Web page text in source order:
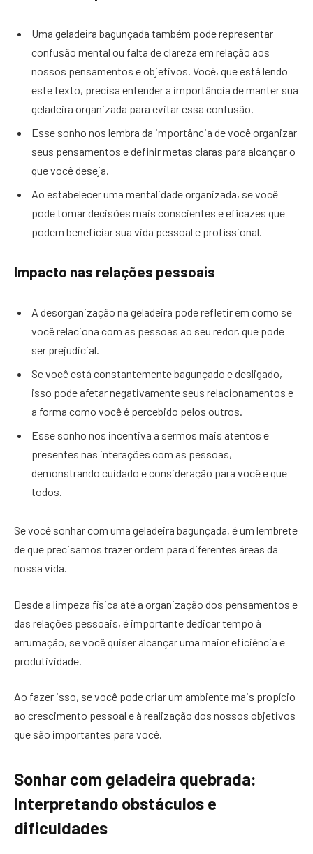
Uma geladeira bagunçada também pode representar
confusão mental ou falta de clareza em relação aos
nossos pensamentos e objetivos. Você, que está lendo
este texto, precisa entender a importância de manter sua
geladeira organizada para evitar essa confusão.
Esse sonho nos lembra da importância de você organizar
seus pensamentos e definir metas claras para alcançar o
que você deseja.
Ao estabelecer uma mentalidade organizada, se você
pode tomar decisões mais conscientes e eficazes que
podem beneficiar sua vida pessoal e profissional.
Impacto nas relações pessoais
A desorganização na geladeira pode refletir em como se
você relaciona com as pessoas ao seu redor, que pode
ser prejudicial.
Se você está constantemente bagunçado e desligado,
isso pode afetar negativamente seus relacionamentos e
a forma como você é percebido pelos outros.
Esse sonho nos incentiva a sermos mais atentos e
presentes nas interações com as pessoas,
demonstrando cuidado e consideração para você e que
todos.
Se você sonhar com uma geladeira bagunçada, é um lembrete
de que precisamos trazer ordem para diferentes áreas da
nossa vida.
Desde a limpeza física até a organização dos pensamentos e
das relações pessoais, é importante dedicar tempo à
arrumação, se você quiser alcançar uma maior eficiência e
produtividade.
Ao fazer isso, se você pode criar um ambiente mais propício
ao crescimento pessoal e à realização dos nossos objetivos
que são importantes para você.
Sonhar com geladeira quebrada:
Interpretando obstáculos e
dificuldades